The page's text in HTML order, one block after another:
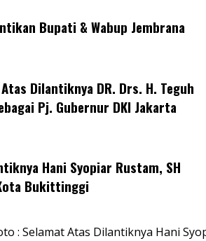
Bupati & Wabup Jembrana
Dilantiknya DR. Drs. H. Teguh
Pj. Gubernur DKI Jakarta
Hani Syopiar Rustam, SH
Bukittinggi
: Selamat Atas Dilantiknya Hani